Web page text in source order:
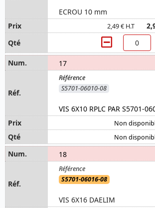
ECROU 10 mm
2,49 € H.T
17
S5701-06010-08
VIS 6X10 RPLC PAR S5701-
Non
Non
18
S5701-06016-08
VIS 6X16 DAELIM